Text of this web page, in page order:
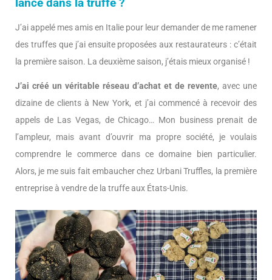
lancé dans la truffe ?
J’ai appelé mes amis en Italie pour leur demander de me ramener
des truffes que j’ai ensuite proposées aux restaurateurs : c’était
la première saison. La deuxième saison, j’étais mieux organisé !
J’ai créé un véritable réseau d’achat et de revente, avec une
dizaine de clients à New York, et j’ai commencé à recevoir des
appels de Las Vegas, de Chicago… Mon business prenait de
l’ampleur, mais avant d’ouvrir ma propre société, je voulais
comprendre le commerce dans ce domaine bien particulier.
Alors, je me suis fait embaucher chez Urbani Truffles, la première
entreprise à vendre de la truffe aux États-Unis.